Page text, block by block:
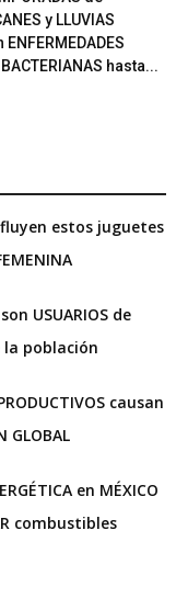
y LLUVIAS
hasta...
estos juguetes
USUARIOS de
la población
causan
GLOBAL
en MÉXICO
combustibles